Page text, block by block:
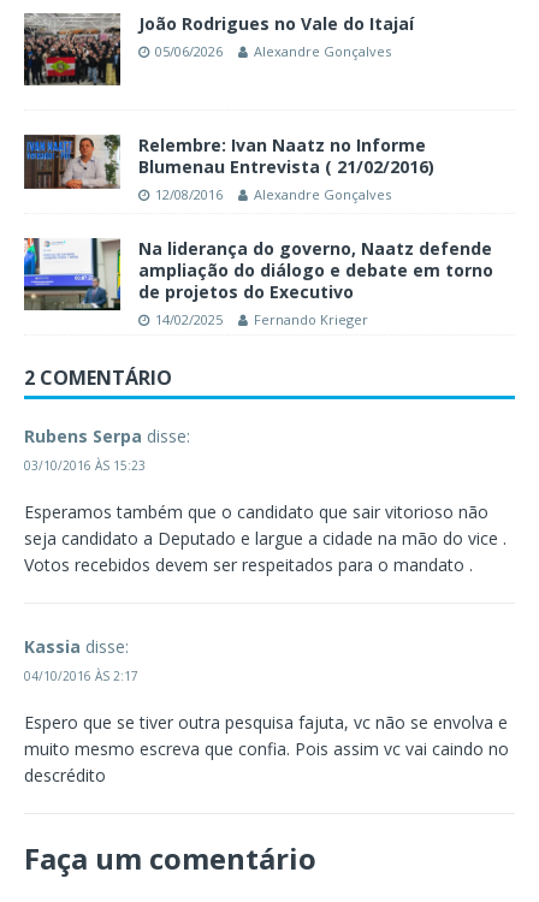
João Rodrigues no Vale do Itajaí
05/06/2026 Alexandre Gonçalves
Relembre: Ivan Naatz no Informe
Blumenau Entrevista ( 21/02/2016)
12/08/2016 Alexandre Gonçalves
Na liderança do governo, Naatz defende
ampliação do diálogo e debate em torno
de projetos do Executivo
14/02/2025 Fernando Krieger
2 COMENTÁRIO
Rubens Serpa disse:
03/10/2016 ÀS 15:23
Esperamos também que o candidato que sair vitorioso não
seja candidato a Deputado e largue a cidade na mão do vice .
Votos recebidos devem ser respeitados para o mandato .
Kassia disse:
04/10/2016 ÀS 2:17
Espero que se tiver outra pesquisa fajuta, vc não se envolva e
muito mesmo escreva que confia. Pois assim vc vai caindo no
descrédito
Faça um comentário